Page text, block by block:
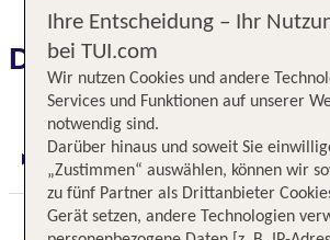
Das erwartet Sie
Digitaler und telefonischer 24/7
Ihre Entscheidung – Ihr
bei TUI.com
Wir nutzen Cookies und andere
Services und Funktionen auf unserer
notwendig sind.
Darüber hinaus und soweit Sie
„Zustimmen“ auswählen, können wir
zu fünf Partner als Drittanbieter
Gerät setzen, andere Technologien